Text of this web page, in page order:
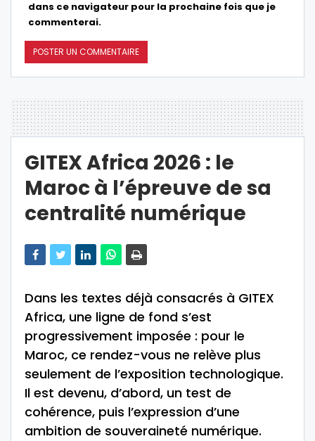
dans ce navigateur pour la prochaine fois que je
commenterai.
GITEX Africa 2026 : le
Maroc à l’épreuve de sa
centralité numérique
Dans les textes déjà consacrés à GITEX
Africa, une ligne de fond s’est
progressivement imposée : pour le
Maroc, ce rendez-vous ne relève plus
seulement de l’exposition technologique.
Il est devenu, d’abord, un test de
cohérence, puis l’expression d’une
ambition de souveraineté numérique.